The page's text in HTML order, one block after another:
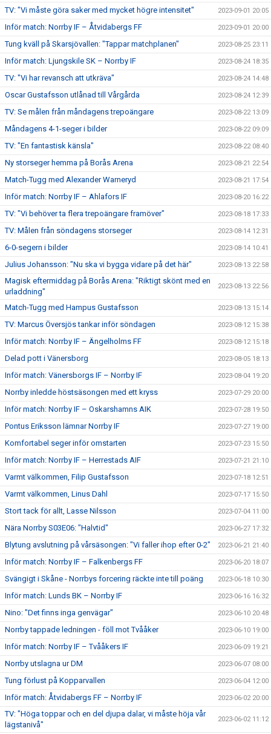
TV: "Vi måste göra saker med mycket högre intensitet" 2023-09-01 20:05
Inför match: Norrby IF – Åtvidabergs FF 2023-09-01 20:00
Tung kväll på Skarsjövallen: "Tappar matchplanen" 2023-08-25 23:11
Inför match: Ljungskile SK – Norrby IF 2023-08-24 18:35
TV: "Vi har revansch att utkräva" 2023-08-24 14:48
Oscar Gustafsson utlånad till Vårgårda 2023-08-24 12:39
TV: Se målen från måndagens trepoängare 2023-08-22 13:09
Måndagens 4-1-seger i bilder 2023-08-22 09:09
TV: "En fantastisk känsla" 2023-08-22 08:40
Ny storseger hemma på Borås Arena 2023-08-21 22:54
Match-Tugg med Alexander Warneryd 2023-08-21 17:54
Inför match: Norrby IF – Ahlafors IF 2023-08-20 16:22
TV: "Vi behöver ta flera trepoängare framöver" 2023-08-18 17:33
TV: Målen från söndagens storseger 2023-08-14 12:31
6-0-segern i bilder 2023-08-14 10:41
Julius Johansson: "Nu ska vi bygga vidare på det här" 2023-08-13 22:58
Magisk eftermiddag på Borås Arena: "Riktigt skönt med en
urladdning"
2023-08-13 22:56
Match-Tugg med Hampus Gustafsson 2023-08-13 15:14
TV: Marcus Översjös tankar inför söndagen 2023-08-12 15:38
Inför match: Norrby IF – Ängelholms FF 2023-08-12 15:18
Delad pott i Vänersborg 2023-08-05 18:13
Inför match: Vänersborgs IF – Norrby IF 2023-08-04 19:20
Norrby inledde höstsäsongen med ett kryss 2023-07-29 20:00
Inför match: Norrby IF – Oskarshamns AIK 2023-07-28 19:50
Pontus Eriksson lämnar Norrby IF 2023-07-27 19:00
Komfortabel seger inför omstarten 2023-07-23 15:50
Inför match: Norrby IF – Herrestads AIF 2023-07-21 21:10
Varmt välkommen, Filip Gustafsson 2023-07-18 12:51
Varmt välkommen, Linus Dahl 2023-07-17 15:50
Stort tack för allt, Lasse Nilsson 2023-07-04 11:00
Nära Norrby S03E06: "Halvtid" 2023-06-27 17:32
Blytung avslutning på vårsäsongen: "Vi faller ihop efter 0-2" 2023-06-21 21:40
Inför match: Norrby IF – Falkenbergs FF 2023-06-20 18:07
Svängigt i Skåne - Norrbys forcering räckte inte till poäng 2023-06-18 10:30
Inför match: Lunds BK – Norrby IF 2023-06-16 16:32
Nino: "Det finns inga genvägar" 2023-06-10 20:48
Norrby tappade ledningen - föll mot Tvååker 2023-06-10 19:00
Inför match: Norrby IF – Tvååkers IF 2023-06-09 19:21
Norrby utslagna ur DM 2023-06-07 08:00
Tung förlust på Kopparvallen 2023-06-04 12:00
Inför match: Åtvidabergs FF – Norrby IF 2023-06-02 20:00
TV: "Höga toppar och en del djupa dalar, vi måste höja vår
lägstanivå"
2023-06-02 11:12